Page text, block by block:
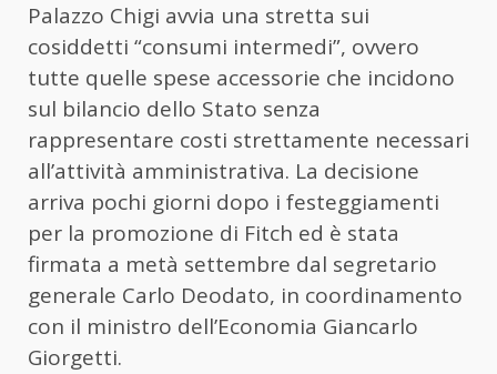
Palazzo Chigi avvia una stretta sui
cosiddetti “consumi intermedi”, ovvero
tutte quelle spese accessorie che incidono
sul bilancio dello Stato senza
rappresentare costi strettamente necessari
all’attività amministrativa. La decisione
arriva pochi giorni dopo i festeggiamenti
per la promozione di Fitch ed è stata
firmata a metà settembre dal segretario
generale Carlo Deodato, in coordinamento
con il ministro dell’Economia Giancarlo
Giorgetti.